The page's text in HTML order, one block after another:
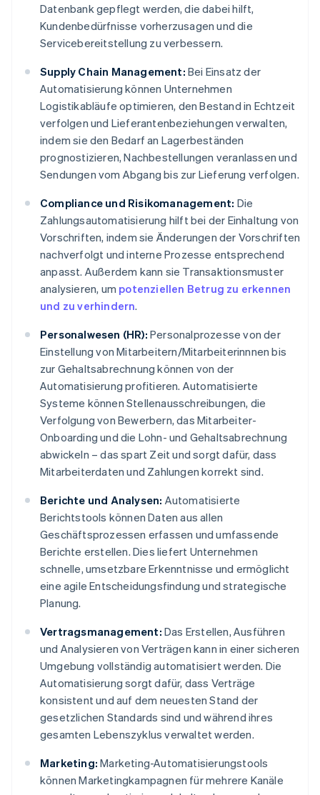
Datenbank gepflegt werden, die dabei hilft,
Kundenbedürfnisse vorherzusagen und die
Servicebereitstellung zu verbessern.
Supply Chain Management: Bei Einsatz der
Automatisierung können Unternehmen
Logistikabläufe optimieren, den Bestand in Echtzeit
verfolgen und Lieferantenbeziehungen verwalten,
indem sie den Bedarf an Lagerbeständen
prognostizieren, Nachbestellungen veranlassen und
Sendungen vom Abgang bis zur Lieferung verfolgen.
Compliance und Risikomanagement: Die
Zahlungsautomatisierung hilft bei der Einhaltung von
Vorschriften, indem sie Änderungen der Vorschriften
nachverfolgt und interne Prozesse entsprechend
anpasst. Außerdem kann sie Transaktionsmuster
analysieren, um potenziellen Betrug zu erkennen
und zu verhindern.
Personalwesen (HR): Personalprozesse von der
Einstellung von Mitarbeitern/Mitarbeiterinnnen bis
zur Gehaltsabrechnung können von der
Automatisierung profitieren. Automatisierte
Systeme können Stellenausschreibungen, die
Verfolgung von Bewerbern, das Mitarbeiter-
Onboarding und die Lohn- und Gehaltsabrechnung
abwickeln – das spart Zeit und sorgt dafür, dass
Mitarbeiterdaten und Zahlungen korrekt sind.
Berichte und Analysen: Automatisierte
Berichtstools können Daten aus allen
Geschäftsprozessen erfassen und umfassende
Berichte erstellen. Dies liefert Unternehmen
schnelle, umsetzbare Erkenntnisse und ermöglicht
eine agile Entscheidungsfindung und strategische
Planung.
Vertragsmanagement: Das Erstellen, Ausführen
und Analysieren von Verträgen kann in einer sicheren
Umgebung vollständig automatisiert werden. Die
Automatisierung sorgt dafür, dass Verträge
konsistent und auf dem neuesten Stand der
gesetzlichen Standards sind und während ihres
gesamten Lebenszyklus verwaltet werden.
Marketing: Marketing-Automatisierungstools
können Marketingkampagnen für mehrere Kanäle